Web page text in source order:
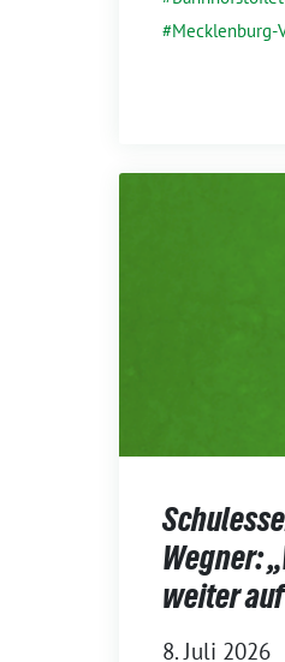
Mecklenburg-
Wegner:
weiter
8. Juli 2026